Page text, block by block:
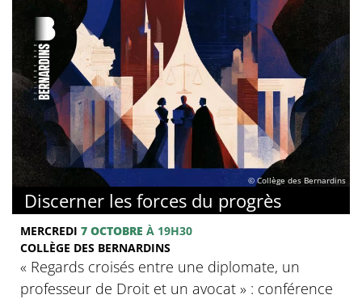
© Collège des Bernardins
Discerner les forces du progrès
MERCREDI 7 OCTOBRE À 19H30
COLLÈGE DES BERNARDINS
‍« Regards croisés entre une diplomate, un
professeur de Droit et un avocat » : conférence